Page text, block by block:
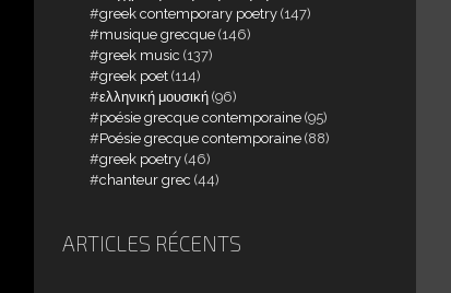
greek contemporary poetry (147)
musique grecque (146)
greek music (137)
greek poet (114)
ελληνική μουσική (96)
poésie grecque contemporaine (95)
Poésie grecque contemporaine (88)
greek poetry (46)
chanteur grec (44)
ARTICLES RÉCENTS